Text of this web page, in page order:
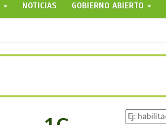
NOTICIAS GOBIERNO ABIERTO